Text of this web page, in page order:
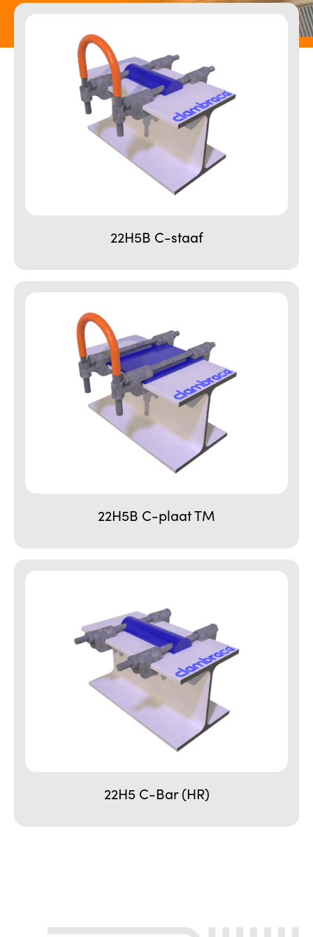
22H5B C-staaf
22H5B C-plaat TM
22H5 C-Bar (HR)